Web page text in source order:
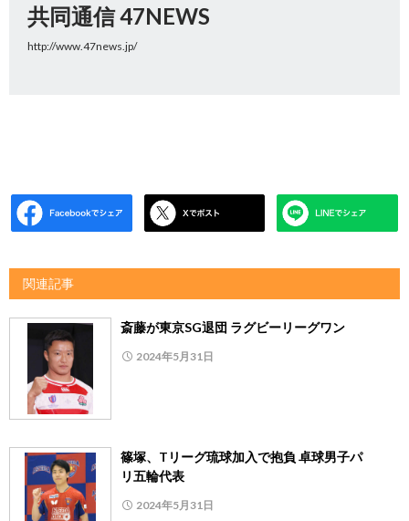
共同通信 47NEWS
http://www.47news.jp/
関連記事
斎藤が東京SG退団 ラグビーリーグワン
2024年5月31日
篠塚、Tリーグ琉球加入で抱負 卓球男子パ
リ五輪代表
2024年5月31日